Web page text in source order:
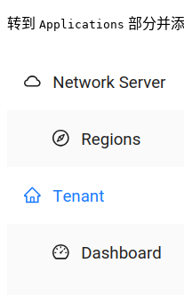
转到 Applications 部分并